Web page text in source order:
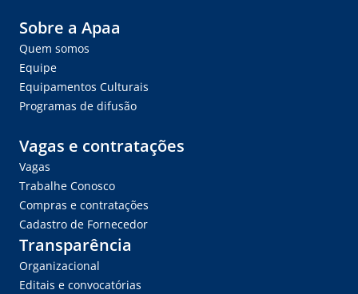
Sobre a Apaa
Quem somos
Equipe
Equipamentos Culturais
Programas de difusão
Vagas e contratações
Vagas
Trabalhe Conosco
Compras e contratações
Cadastro de Fornecedor
Transparência
Organizacional
Editais e convocatórias